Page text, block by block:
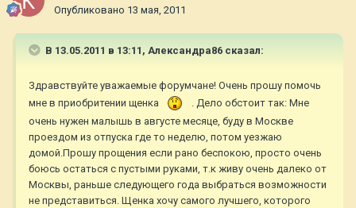
Опубликовано 13 мая, 2011
В 13.05.2011 в 13:11, Александра86 сказал:
Здравствуйте уважаемые форумчане! Очень прошу помочь
мне в приобритении щенка
. Дело обстоит так: Мне
очень нужен малышь в августе месяце, буду в Москве
проездом из отпуска где то неделю, потом уезжаю
домой.Прошу прощения если рано беспокою, просто очень
боюсь остаться с пустыми руками, т.к живу очень далеко от
Москвы, раньше следующего года выбраться возможности
не представиться. Щенка хочу самого лучшего, которого